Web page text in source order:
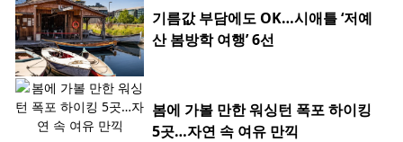
기름값 부담에도 OK…시애틀 ‘저예
산 봄방학 여행’ 6선
봄에 가볼 만한 워싱턴 폭포 하이킹
5곳…자연 속 여유 만끽